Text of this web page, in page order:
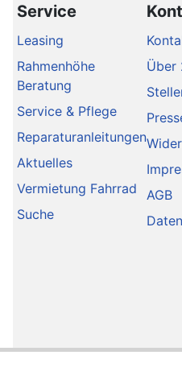
Service
Leasing
Rahmenhöhe
Beratung
Service & Pflege
Reparaturanleitungen
Aktuelles
Vermietung Fahrrad
Suche
Über
AGB